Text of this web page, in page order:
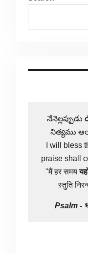
నేనెల్లప్పుడు
నిత్యము
I will bless
praise shall
"मैं हर समय
स्तुति
Psalm -